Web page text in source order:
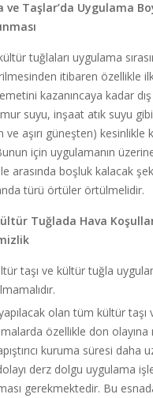
Taşlar’da Uygulama
tuğlaları uygulama
itibaren özellikle
kazanıncaya kadar
suyu, inşaat atık suyu
aşırı güneşten) kesinlikle
için uygulamanın
arasında boşluk kalacak
türü örtüler örtülmelidir.
Tuğlada Hava
taşı ve kültür tuğla
yapılacak olan tüm kültür taşı
özellikle don
kuruma süresi daha
derz dolgu uygulama
gerekmektedir. Bu